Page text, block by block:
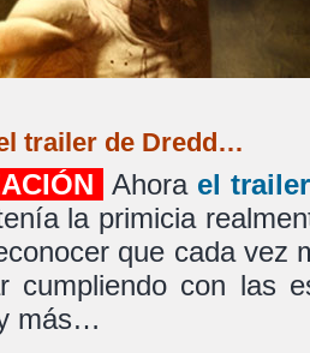
trailer de Dredd…
Ahora el
la primicia
que cada vez
cumpliendo con las
más…